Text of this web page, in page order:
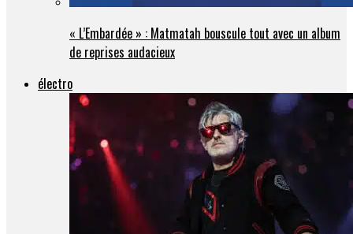
« L’Embardée » : Matmatah bouscule tout avec un album
de reprises audacieux
électro